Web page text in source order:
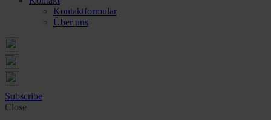
Kontaktformular
Über uns
Subscribe
Close